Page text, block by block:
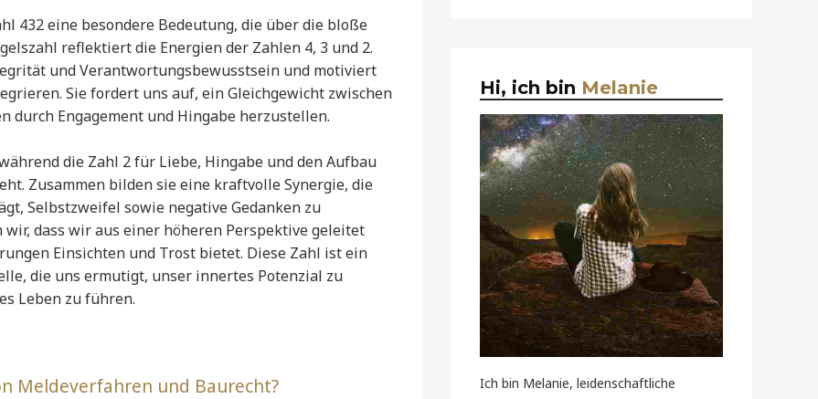
432 eine besondere Bedeutung, die über die bloße
reflektiert die Energien der Zahlen 4, 3 und 2.
und Verantwortungsbewusstsein und motiviert
Sie fordert uns auf, ein Gleichgewicht zwischen
Engagement und Hingabe herzustellen.
die Zahl 2 für Liebe, Hingabe und den Aufbau
Zusammen bilden sie eine kraftvolle Synergie, die
Selbstzweifel sowie negative Gedanken zu
dass wir aus einer höheren Perspektive geleitet
Einsichten und Trost bietet. Diese Zahl ist ein
die uns ermutigt, unser innertes Potenzial zu
Leben zu führen.
Meldeverfahren und Baurecht?
Hi, ich bin Melanie
Ich bin Melanie, leidenschaftliche